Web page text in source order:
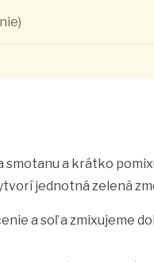
smotanu a krátko
jednotná zelená
a soľ a zmixujeme